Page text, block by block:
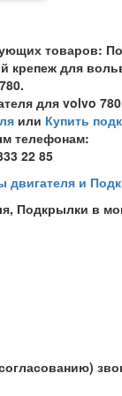
товаров:
для
для volvo
или Купить
телефонам:
22 85
двигателя и
Подкрылки в